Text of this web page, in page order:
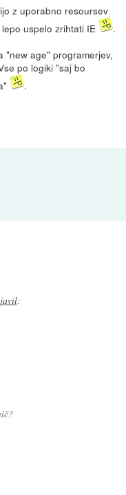
z uporabno resoursev
uspelo zrihtati IE
.
"new age" programerjev,
po logiki "saj bo
.
: